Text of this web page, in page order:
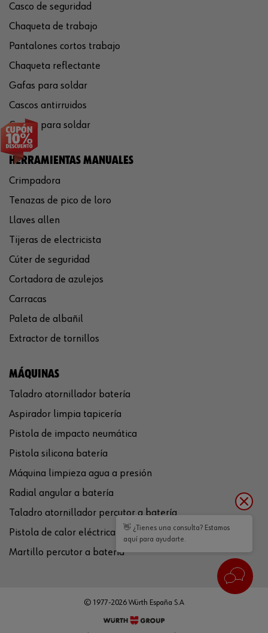
Casco de seguridad
Chaqueta de trabajo
Pantalones cortos trabajo
Chaqueta reflectante
Gafas para soldar
Cascos antirruidos
Careta para soldar
HERRAMIENTAS MANUALES
Crimpadora
Tenazas de pico de loro
Llaves allen
Tijeras de electricista
Cúter de seguridad
Cortadora de azulejos
Carracas
Paleta de albañil
Extractor de tornillos
MÁQUINAS
Taladro atornillador batería
Aspirador limpia tapicería
Pistola de impacto neumática
Pistola silicona batería
Máquina limpieza agua a presión
Radial angular a batería
Taladro atornillador percutor a batería
Pistola de calor eléctrica
Martillo percutor a batería
© 1977-2026 Würth España S.A
👋 ¿Tienes una consulta? Estamos
aquí para ayudarte.